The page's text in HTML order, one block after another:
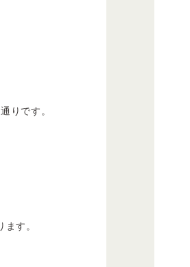
りです。
す。